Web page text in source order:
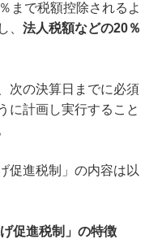
まで税額控除されるよ
、 法人税額などの20％
次の決算日までに必須
に計画し実行すること
促進税制」の内容は以
促進税制」の特徴